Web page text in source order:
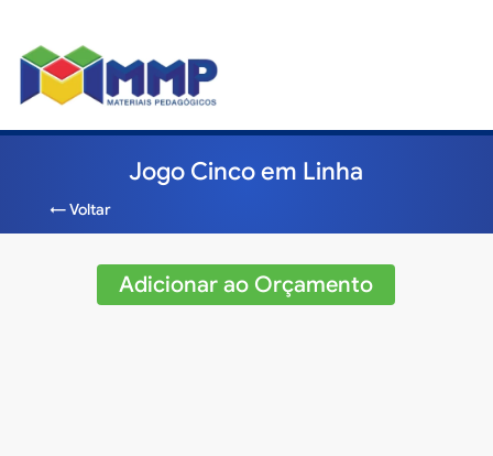
Jogo Cinco em Linha
← Voltar
Adicionar ao Orçamento